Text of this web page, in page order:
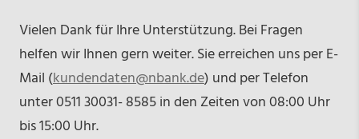
Vielen Dank für Ihre Unterstützung. Bei Fragen
helfen wir Ihnen gern weiter. Sie erreichen uns per E-
Mail (kundendaten@nbank.de) und per Telefon
unter 0511 30031- 8585 in den Zeiten von 08:00 Uhr
bis 15:00 Uhr.